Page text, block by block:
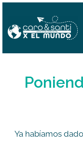
contenido
Ya habíamos